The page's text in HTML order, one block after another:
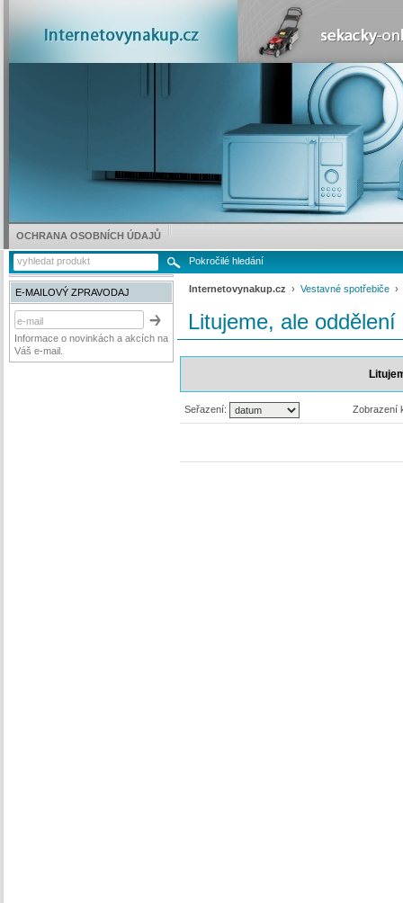
Internetovynakup.cz › Vestavné spotřebiče
Litujeme, ale oddělení
Seřazení: Zobrazení
E-MAILOVÝ ZPRAVODAJ
Informace o novinkách a akcích na
Váš e-mail.
Pokročilé hledání
OCHRANA OSOBNÍCH ÚDAJŮ